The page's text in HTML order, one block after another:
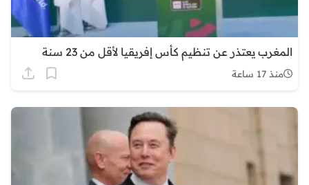
المغرب يعتذر عن تنظيم كأس إفريقيا لأقل من 23 سنة
منذ 17 ساعة